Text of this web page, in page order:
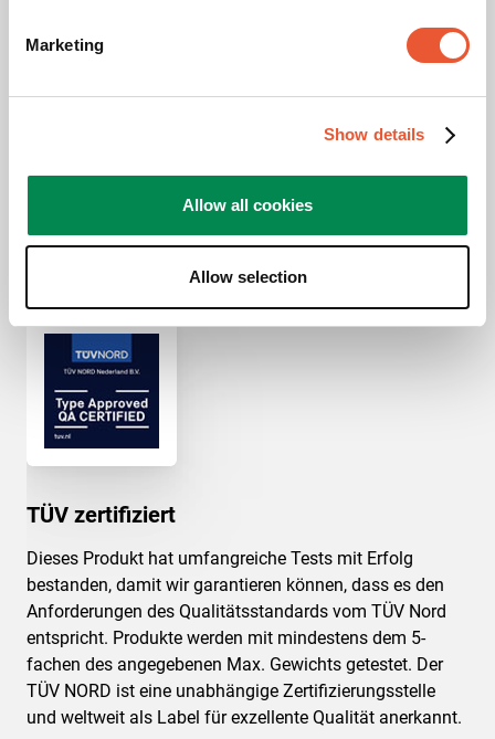
Marketing
Show details
Allow all cookies
Allow selection
mm x 450 mm, 800 mm
x 400 mm, 800 mm x
450 mm, 800 mm x 500
Auszeichnungen &
TÜV zertifiziert
Dieses Produkt hat umfangreiche Tests mit Erfolg
bestanden, damit wir garantieren können, dass es den
Anforderungen des Qualitätsstandards vom TÜV Nord
entspricht. Produkte werden mit mindestens dem 5-
fachen des angegebenen Max. Gewichts getestet. Der
TÜV NORD ist eine unabhängige Zertifizierungsstelle
und weltweit als Label für exzellente Qualität anerkannt.